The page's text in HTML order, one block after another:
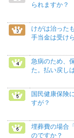
られますか？
けがは治った
手当金は受け
急病のため、
た。払い戻し
国民健康保険
すが？
埋葬費の場合
のですか？